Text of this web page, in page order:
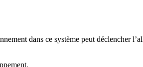
dans ce système peut déclencher